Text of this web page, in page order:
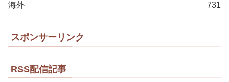
海外 731
スポンサーリンク
RSS配信記事